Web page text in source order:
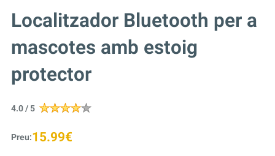
Localitzador Bluetooth per a
mascotes amb estoig
protector
4.0 / 5
Preu:15.99€